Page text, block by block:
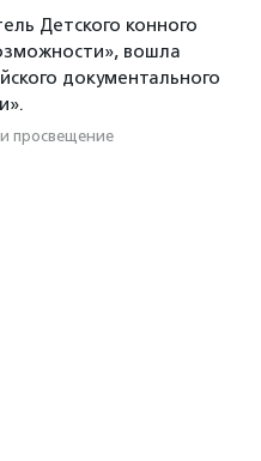
Детского конного
вошла
документального
и просвещение